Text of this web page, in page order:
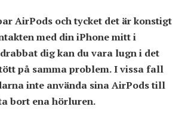
AirPods och tycket det är konstigt
med din iPhone mitt i
dig kan du vara lugn i det
på samma problem. I vissa fall
inte använda sina AirPods till
bort ena hörluren.